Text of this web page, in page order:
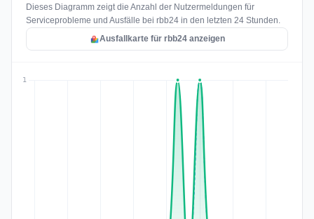
Dieses Diagramm zeigt die Anzahl der Nutzermeldungen für
Serviceprobleme und Ausfälle bei rbb24 in den letzten 24 Stunden.
Ausfallkarte für rbb24 anzeigen